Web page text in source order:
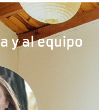
y al equipo